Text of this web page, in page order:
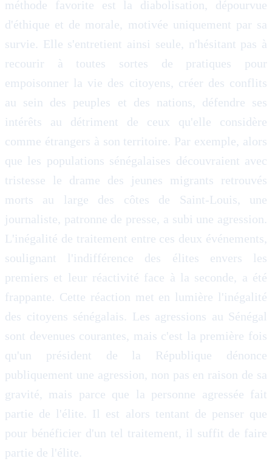
méthode favorite est la diabolisation, dépourvue
d'éthique et de morale, motivée uniquement par sa
survie. Elle s'entretient ainsi seule, n'hésitant pas à
recourir à toutes sortes de pratiques pour
empoisonner la vie des citoyens, créer des conflits
au sein des peuples et des nations, défendre ses
intérêts au détriment de ceux qu'elle considère
comme étrangers à son territoire. Par exemple, alors
que les populations sénégalaises découvraient avec
tristesse le drame des jeunes migrants retrouvés
morts au large des côtes de Saint-Louis, une
journaliste, patronne de presse, a subi une agression.
L'inégalité de traitement entre ces deux événements,
soulignant l'indifférence des élites envers les
premiers et leur réactivité face à la seconde, a été
frappante. Cette réaction met en lumière l'inégalité
des citoyens sénégalais. Les agressions au Sénégal
sont devenues courantes, mais c'est la première fois
qu'un président de la République dénonce
publiquement une agression, non pas en raison de sa
gravité, mais parce que la personne agressée fait
partie de l'élite. Il est alors tentant de penser que
pour bénéficier d'un tel traitement, il suffit de faire
partie de l'élite.